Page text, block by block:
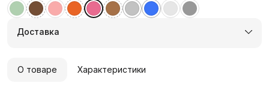
Доставка
О товаре Характеристики